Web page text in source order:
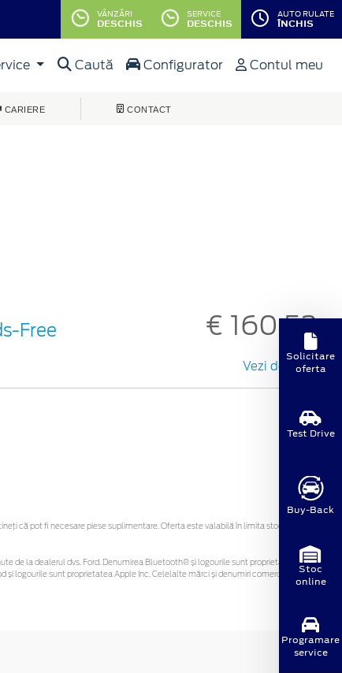
VÂNZĂRI
DESCHIS
SERVICE
DESCHIS
AUTO RULATE
ÎNCHIS
Caută Configurator Contul meu
CARIERE CONTACT
Free € 160,52
Vezi detalii
că pot fi necesare piese suplimentare. Oferta este valabilă în limita stocului
de la dealerul dvs. Ford. Denumirea Bluetooth® și logourile sunt proprietatea
și logourile sunt proprietatea Apple Inc. Celelalte mărci și denumiri comerciale sunt
Solicitare
oferta
Test Drive
Buy-Back
Stoc
online
Programare
service